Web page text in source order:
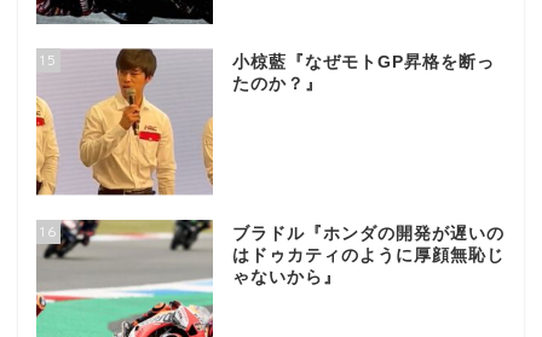
15
小椋藍『なぜモトGP昇格を断っ
たのか？』
16
ブラドル『ホンダの開発が遅いの
はドゥカティのように厚顔無恥じ
ゃないから』